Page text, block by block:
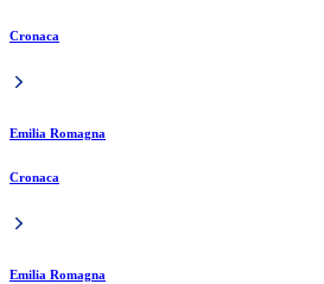
Cronaca
Emilia Romagna
Cronaca
Emilia Romagna